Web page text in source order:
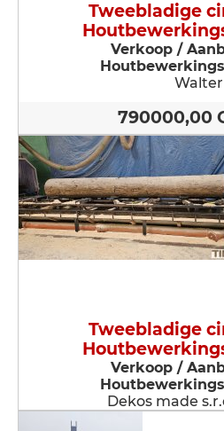
Tweebladige
Verkoop /
Walter
790000,00
Tweebladige
Verkoop /
Dekos made